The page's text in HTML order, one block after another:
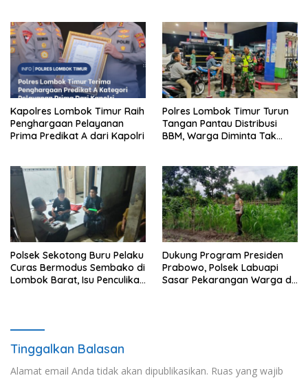
Kapolres Lombok Timur Raih
Penghargaan Pelayanan
Prima Predikat A dari Kapolri
Polres Lombok Timur Turun
Tangan Pantau Distribusi
BBM, Warga Diminta Tak
Polsek Sekotong Buru Pelaku
Curas Bermodus Sembako di
Lombok Barat, Isu Penculikan
Dukung Program Presiden
Prabowo, Polsek Labuapi
Sasar Pekarangan Warga di
Tinggalkan Balasan
Alamat email Anda tidak akan dipublikasikan. Ruas yang wajib